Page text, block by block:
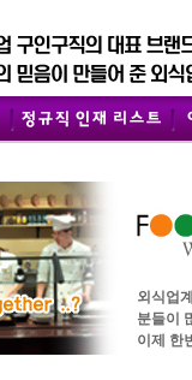
외식업
분들이
이제 한